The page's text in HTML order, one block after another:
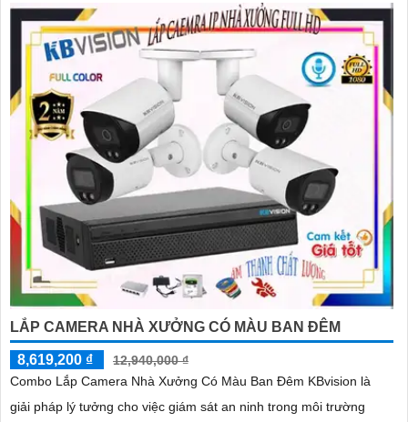
LẮP CAMERA NHÀ XƯỞNG CÓ MÀU BAN ĐÊM
8,619,200 ₫
12,940,000 ₫
Combo Lắp Camera Nhà Xưởng Có Màu Ban Đêm KBvision là
giải pháp lý tưởng cho việc giám sát an ninh trong môi trường